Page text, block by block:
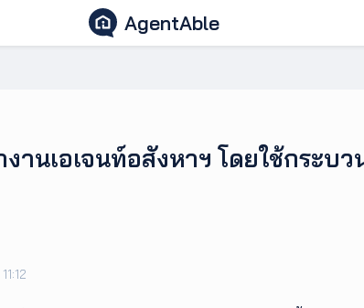
AgentAble
นเอเจนท์อสังหาฯ โดยใช้กระบว